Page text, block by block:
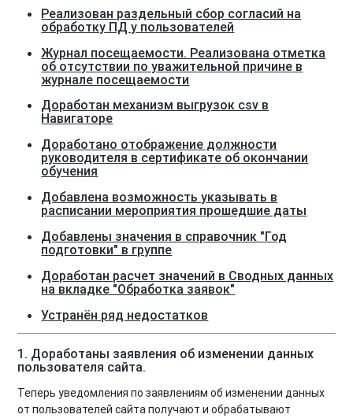
Реализован раздельный сбор согласий на
обработку ПД у пользователей
Журнал посещаемости. Реализована отметка
об отсутствии по уважительной причине в
журнале посещаемости
Доработан механизм выгрузок csv в
Навигаторе
Доработано отображение должности
руководителя в сертификате об окончании
обучения
Добавлена возможность указывать в
расписании мероприятия прошедшие даты
Добавлены значения в справочник "Год
подготовки" в группе
Доработан расчет значений в Сводных данных
на вкладке "Обработка заявок"
Устранён ряд недостатков
1. Доработаны заявления об изменении данных
пользователя сайта.
Теперь уведомления по заявлениям об изменении данных
от пользователей сайта получают и обрабатывают